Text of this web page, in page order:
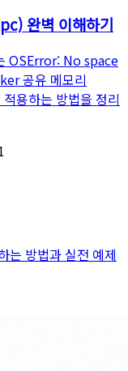
완벽 이해하기
OSError: No space
공유 메모리
용하는 방법을 정리
는 방법과 실전 예제